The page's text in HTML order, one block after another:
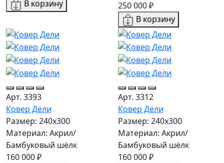
В корзину
250 000 ₽
В корзину
Арт. 3393
Ковер Дели
Размер: 240х300
Материал: Акрил/
Бамбуковый шёлк
160 000 ₽
Арт. 3312
Ковер Дели
Размер: 240х300
Материал: Акрил/
Бамбуковый шёлк
160 000 ₽